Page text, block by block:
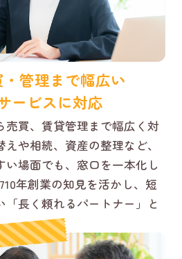
管理まで幅広い
ービスに対応
売買、賃貸管理まで幅広く対
や相続、資産の整理など、
場面でも、窓口を一本化し
年創業の知見を活かし、短
長く頼れるパートナー」と